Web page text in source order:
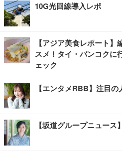
10G光回線導入レポ
【アジア美食レポート
スメ！タイ・バンコクに
ェック
【エンタメRBB】注目
【坂道グループニュー